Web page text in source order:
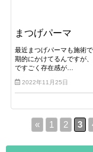
まつげパーマ
最近まつげパーマも施術
期的にかけてるんですが
ですごく存在感が…
2022年11月25日
« 1 2 3